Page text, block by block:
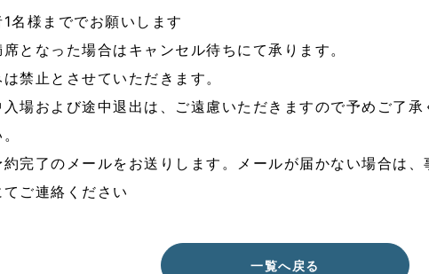
名様まででお願いします
となった場合はキャンセル待ちにて承ります。
禁止とさせていただきます。
入場および途中退出は、ご遠慮いただきますので予めご了
約完了のメールをお送りします。メールが届かない場合は
ご連絡ください
一覧へ戻る